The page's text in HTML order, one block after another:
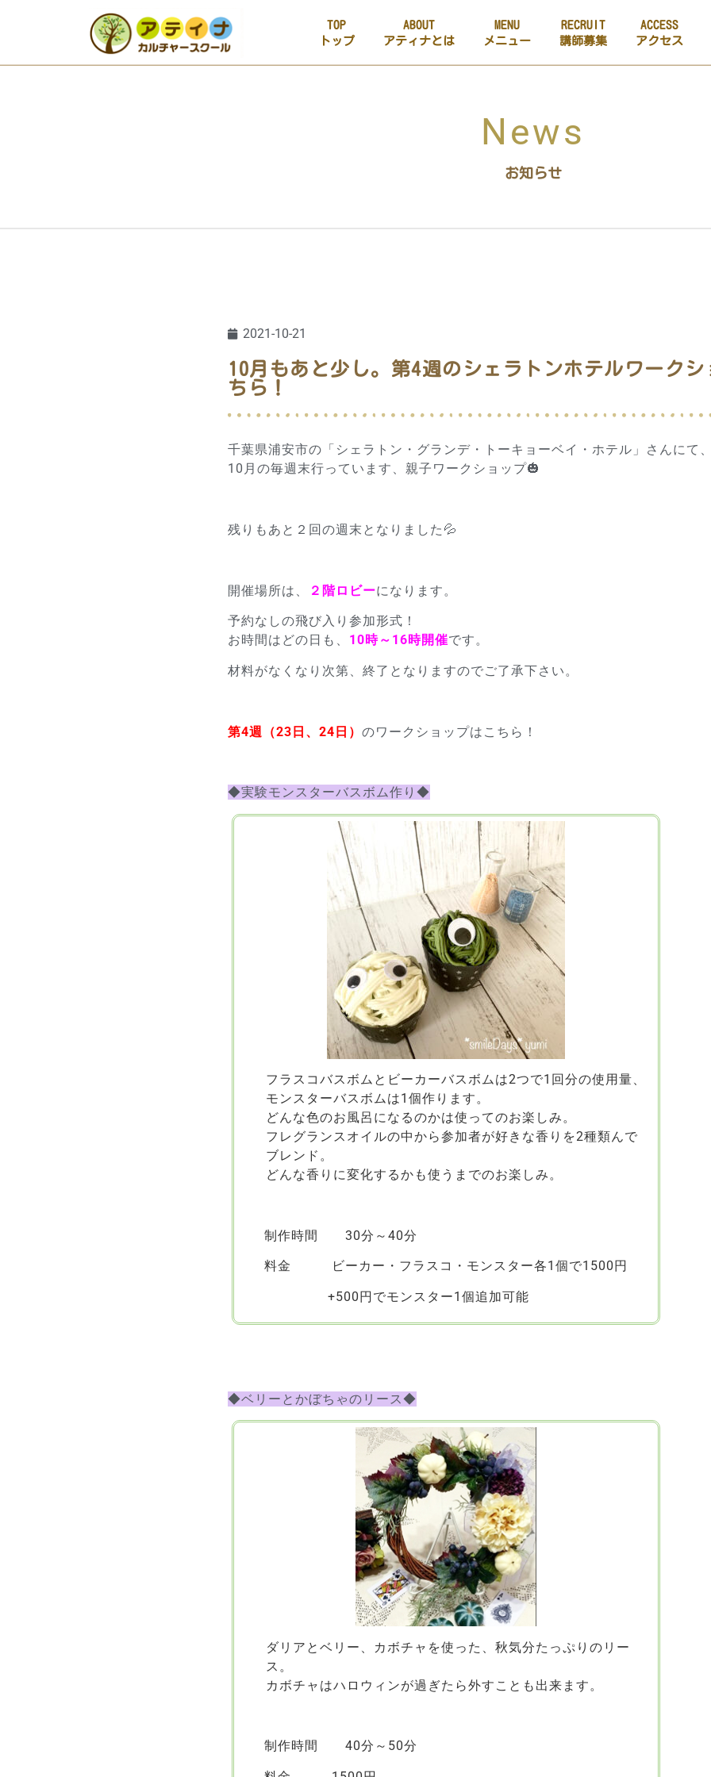
TOP
トップ
ABOUT
アティナとは
MENU
メニュー
RECRUIT
講師募集
ACCESS
アクセス
News
お知らせ
2021-10-21
10月もあと少し。第4週のシェラトンホテルワークシ
ちら！
千葉県浦安市の「シェラトン・グランデ・トーキョーベイ・ホテル」さんにて、
10月の毎週末行っています、親子ワークショップ🎃
残りもあと２回の週末となりました💦
開催場所は、 ２階ロビーになります。
予約なしの飛び入り参加形式！
お時間はどの日も、 10時～16時開催です。
材料がなくなり次第、終了となりますのでご了承下さい。
第4週（23日、24日） のワークショップはこちら！
◆実験モンスターバスボム作り◆
フラスコバスボムとビーカーバスボムは2つで1回分の使用量、
モンスターバスボムは1個作ります。
どんな色のお風呂になるのかは使ってのお楽しみ。
フレグランスオイルの中から参加者が好きな香りを2種類んで
ブレンド。
どんな香りに変化するかも使うまでのお楽しみ。
制作時間 30分～40分
料金 ビーカー・フラスコ・モンスター各1個で1500円
+500円でモンスター1個追加可能
◆ベリーとかぼちゃのリース◆
ダリアとベリー、カボチャを使った、秋気分たっぷりのリー
ス。
カボチャはハロウィンが過ぎたら外すことも出来ます。
制作時間 40分～50分